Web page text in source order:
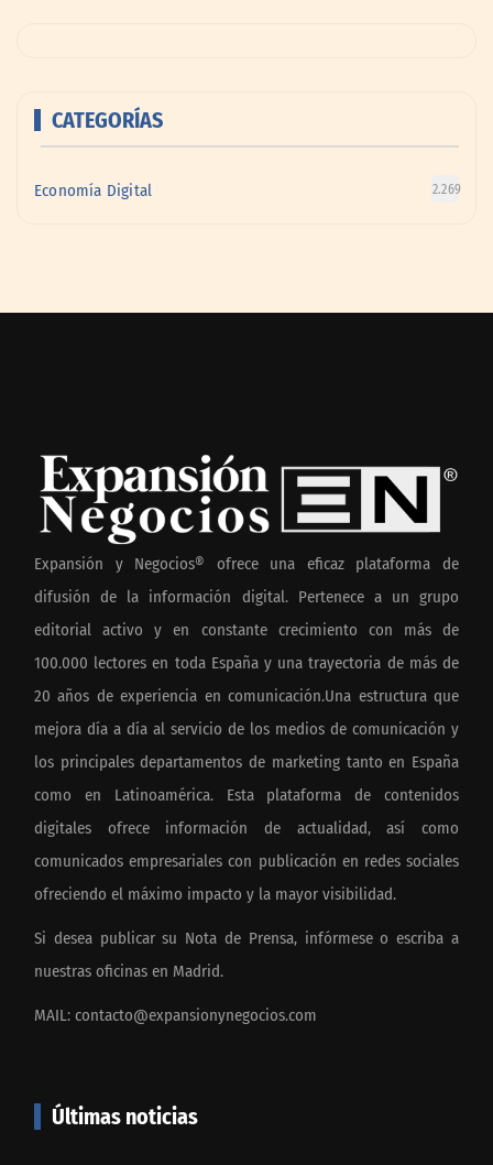
CATEGORÍAS
Economía Digital 2.269
Expansión y Negocios® ofrece una eficaz plataforma de
difusión de la información digital. Pertenece a un grupo
editorial activo y en constante crecimiento con más de
100.000 lectores en toda España y una trayectoria de más de
20 años de experiencia en comunicación.Una estructura que
mejora día a día al servicio de los medios de comunicación y
los principales departamentos de marketing tanto en España
como en Latinoamérica. Esta plataforma de contenidos
digitales ofrece información de actualidad, así como
comunicados empresariales con publicación en redes sociales
ofreciendo el máximo impacto y la mayor visibilidad.
Si desea publicar su Nota de Prensa, infórmese o escriba a
nuestras oficinas en Madrid.
MAIL: contacto@expansionynegocios.com
Últimas noticias